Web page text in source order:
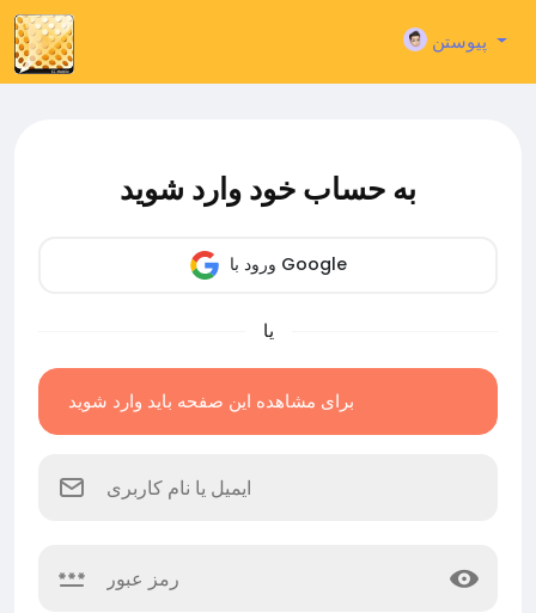
پیوستن
به حساب خود وارد شوید
ورود با Google
یا
برای مشاهده این صفحه باید وارد شوید